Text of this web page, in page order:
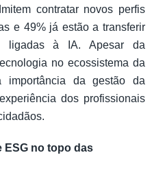
contratar novos perfis
e 49% já estão a transferir
ligadas à IA. Apesar da
no ecossistema da
da gestão da
dos profissionais
ESG no topo das